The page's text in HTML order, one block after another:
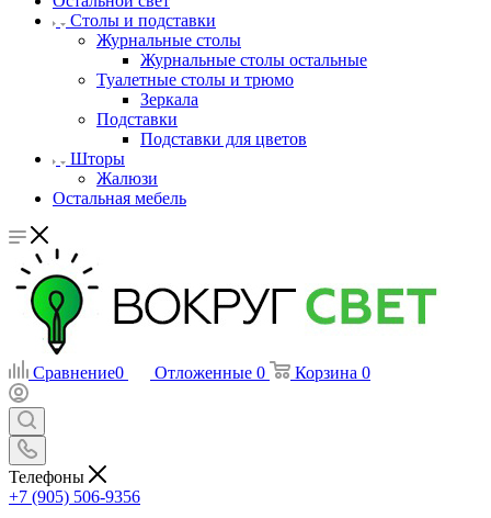
Столы и подставки
Журнальные столы
Журнальные столы остальные
Туалетные столы и трюмо
Зеркала
Подставки
Подставки для цветов
Шторы
Жалюзи
Остальная мебель
Сравнение0 Отложенные 0 Корзина 0
Телефоны
+7 (905) 506-9356